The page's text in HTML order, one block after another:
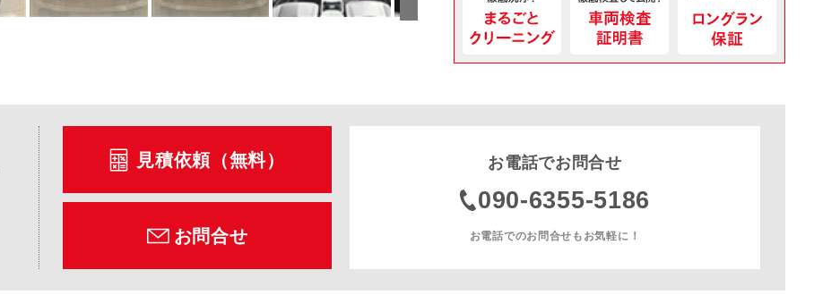
見積依頼（無料）
お問合せ
お電話でお問合せ
090-6355-5186
お電話でのお問合せもお気軽に！